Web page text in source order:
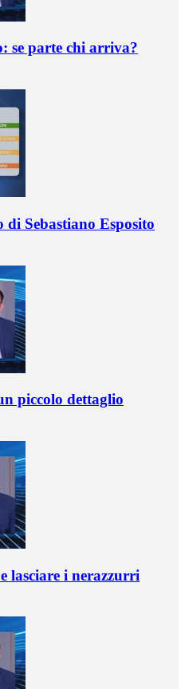
se parte chi arriva?
di Sebastiano Esposito
piccolo dettaglio
lasciare i nerazzurri